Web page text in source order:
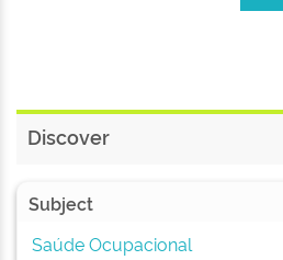
Discover
Subject
Saúde Ocupacional